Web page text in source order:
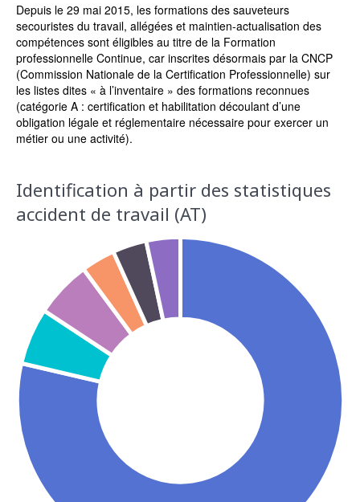
Depuis le 29 mai 2015, les formations des sauveteurs
secouristes du travail, allégées et maintien-actualisation des
compétences sont éligibles au titre de la Formation
professionnelle Continue, car inscrites désormais par la CNCP
(Commission Nationale de la Certification Professionnelle) sur
les listes dites « à l’inventaire » des formations reconnues
(catégorie A : certification et habilitation découlant d’une
obligation légale et réglementaire nécessaire pour exercer un
métier ou une activité).
Identification à partir des statistiques
accident de travail (AT)